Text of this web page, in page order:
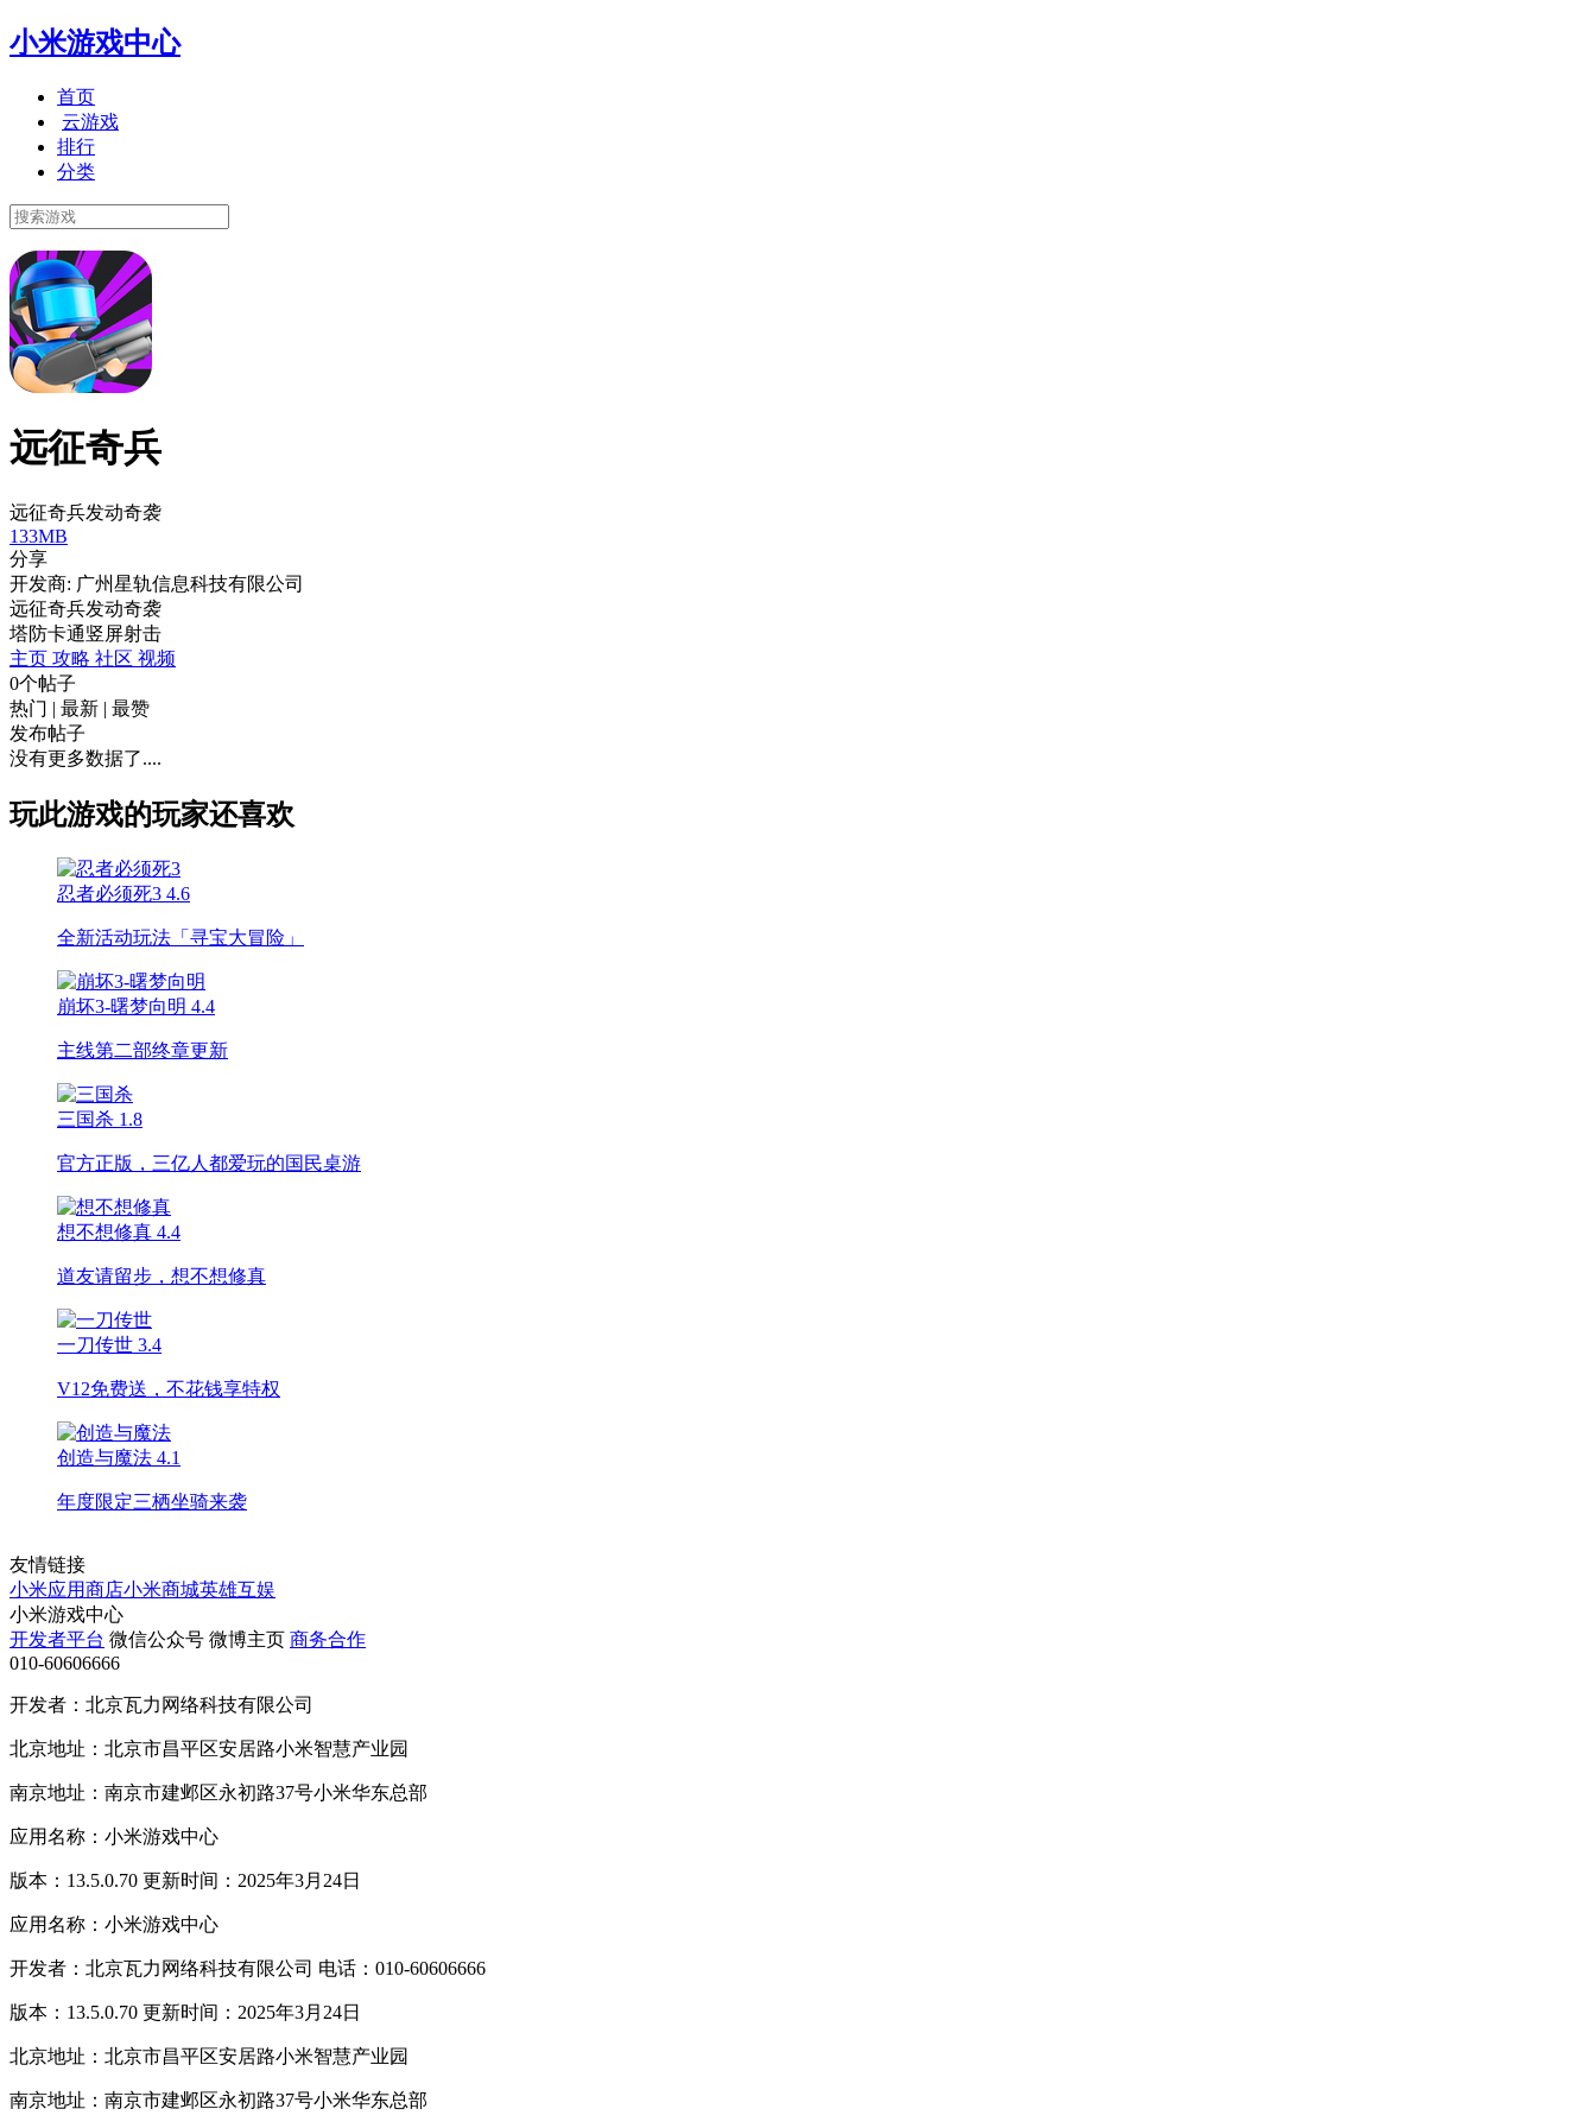
小米游戏中心
首页
云游戏
排行
分类
远征奇兵
远征奇兵发动奇袭
133MB
分享
开发商: 广州星轨信息科技有限公司
远征奇兵发动奇袭
塔防卡通竖屏射击
主页 攻略 社区 视频
0个帖子
热门 | 最新 | 最赞
发布帖子
没有更多数据了....
玩此游戏的玩家还喜欢
忍者必须死3 4.6
全新活动玩法「寻宝大冒险」
崩坏3-曙梦向明 4.4
主线第二部终章更新
三国杀 1.8
官方正版，三亿人都爱玩的国民桌游
想不想修真 4.4
道友请留步，想不想修真
一刀传世 3.4
V12免费送，不花钱享特权
创造与魔法 4.1
年度限定三栖坐骑来袭
友情链接
小米应用商店小米商城英雄互娱
小米游戏中心
开发者平台 微信公众号 微博主页 商务合作
010-60606666
开发者：北京瓦力网络科技有限公司
北京地址：北京市昌平区安居路小米智慧产业园
南京地址：南京市建邺区永初路37号小米华东总部
应用名称：小米游戏中心
版本：13.5.0.70 更新时间：2025年3月24日
应用名称：小米游戏中心
开发者：北京瓦力网络科技有限公司 电话：010-60606666
版本：13.5.0.70 更新时间：2025年3月24日
北京地址：北京市昌平区安居路小米智慧产业园
南京地址：南京市建邺区永初路37号小米华东总部